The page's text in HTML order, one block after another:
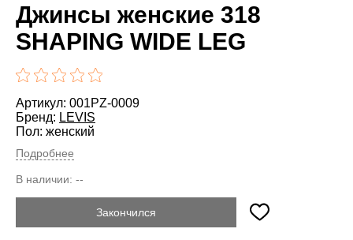
Джинсы женские 318
SHAPING WIDE LEG
Артикул: 001PZ-0009
Бренд: LEVIS
Пол: женский
Подробнее
В наличии: --
Закончился